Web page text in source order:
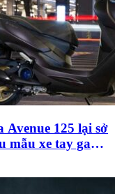
125 lại sở
mẫu xe tay ga